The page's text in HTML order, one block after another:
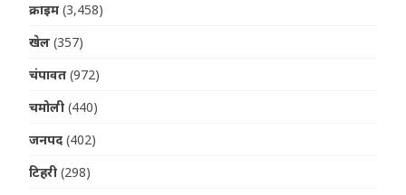
क्राइम (3,458)
खेल (357)
चंपावत (972)
चमोली (440)
जनपद (402)
टिहरी (298)